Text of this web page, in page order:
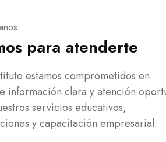
para atenderte
estamos comprometidos en
información clara y atención
servicios educativos,
y capacitación empresarial.